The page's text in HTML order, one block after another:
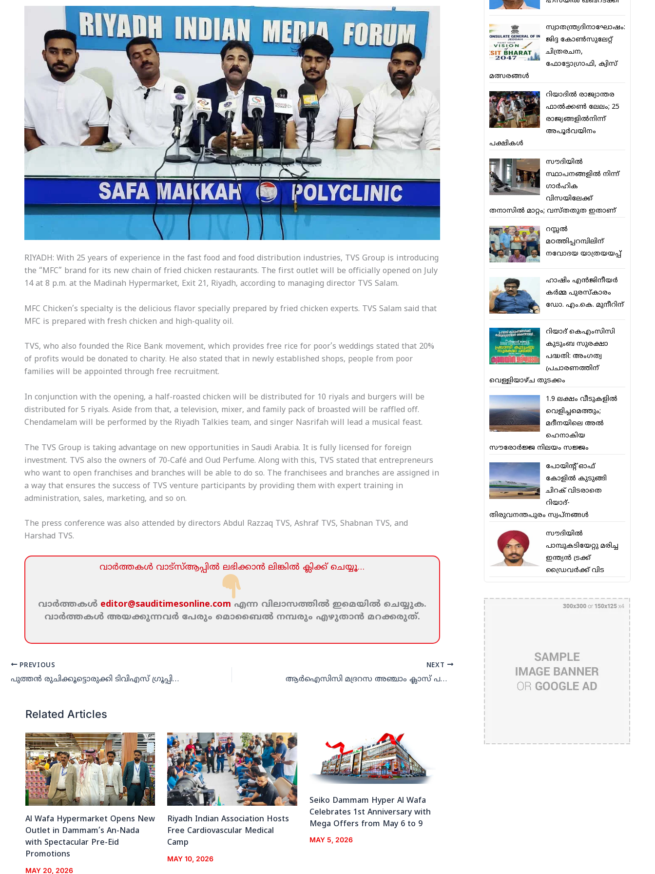
RIYADH: With 25 years of experience in the fast food and food distribution industries, TVS Group is introducing
the “MFC” brand for its new chain of fried chicken restaurants. The first outlet will be officially opened on July
14 at 8 p.m. at the Madinah Hypermarket, Exit 21, Riyadh, according to managing director TVS Salam.
MFC Chicken’s specialty is the delicious flavor specially prepared by fried chicken experts. TVS Salam said that
MFC is prepared with fresh chicken and high-quality oil.
TVS, who also founded the Rice Bank movement, which provides free rice for poor’s weddings stated that 20%
of profits would be donated to charity. He also stated that in newly established shops, people from poor
families will be appointed through free recruitment.
In conjunction with the opening, a half-roasted chicken will be distributed for 10 riyals and burgers will be
distributed for 5 riyals. Aside from that, a television, mixer, and family pack of broasted will be raffled off.
Chendamelam will be performed by the Riyadh Talkies team, and singer Nasrifah will lead a musical feast.
The TVS Group is taking advantage on new opportunities in Saudi Arabia. It is fully licensed for foreign
investment. TVS also the owners of 70-Café and Oud Perfume. Along with this, TVS stated that entrepreneurs
who want to open franchises and branches will be able to do so. The franchisees and branches are assigned in
a way that ensures the success of TVS venture participants by providing them with expert training in
administration, sales, marketing, and so on.
The press conference was also attended by directors Abdul Razzaq TVS, Ashraf TVS, Shabnan TVS, and
Harshad TVS.
വാര്‍ത്തകള്‍ വാട്‌സ്‌ആപ്പില്‍ ലഭിക്കാന്‍ ലിങ്കില്‍ ക്ലിക്ക്‌ ചെയ്യൂ…
വാര്‍ത്തകള്‍ editor@sauditimesonline.com എന്ന വിലാസത്തില്‍ ഇമെയില്‍ ചെയ്യുക.
വാര്‍ത്തകള്‍ അയക്കുന്നവര്‍ പേരും മൊബൈല്‍ നമ്പരും എഴുതാന്‍ മറക്കരുത്‌.
PREVIOUS
പുത്തന്‍ രുചിക്കൂട്ടൊരുക്കി ടിവിഎസ് ഗ്രൂപ്പിന്റെ ‘എംഎഫ്‌സി’ ഫ്രൈഡ് ചിക്കന്‍
NEXT
ആര്‍ഐസിസി മദ്രറസ അഞ്ചാം ക്ലാസ് പരീക്ഷാഫലം പ്രഖ്യാപിച്ചു
Related Articles
Al Wafa Hypermarket Opens New
Outlet in Dammam’s An-Nada
with Spectacular Pre-Eid
Promotions
MAY 20, 2026
Riyadh Indian Association Hosts
Free Cardiovascular Medical
Camp
MAY 10, 2026
Seiko Dammam Hyper Al Wafa
Celebrates 1st Anniversary with
Mega Offers from May 6 to 9
MAY 5, 2026
സ്വാതന്ത്ര്യദിനാഘോഷം:
ജിദ്ദ കോണ്‍സുലേറ്റ്
ചിത്രരചന,
ഫോട്ടോഗ്രാഫി, ക്വിസ്
മത്സരങ്ങള്‍
റിയാദില്‍ രാജ്യാന്തര
ഫാല്‍ക്കണ്‍ ലേലം; 25
രാജ്യങ്ങളില്‍നിന്ന്
അപൂര്‍വയിനം
പക്ഷികള്‍
സൗദിയില്‍
സ്ഥാപനങ്ങളില്‍ നിന്ന്
ഗാര്‍ഹിക
വിസയിലേക്ക്
തനാസില്‍ മാറ്റം; വസ്തതുത ഇതാണ്
റസ്സല്‍
മഠത്തിപ്പറമ്പിലിന്
നവോദയ യാത്രയയപ്പ്
ഹാഷിം എന്‍ജിനീയര്‍
കര്‍മ്മ പുരസ്‌കാരം
ഡോ. എം.കെ. മുനീറിന്
റിയാദ് കെഎംസിസി
കുടുംബ സുരക്ഷാ
പദ്ധതി: അംഗത്വ
പ്രചാരണത്തിന്
വെള്ളിയാഴ്ച തുടക്കം
1.9 ലക്ഷം വീടുകളില്‍
വെളിച്ചമെത്തും;
മദീനയിലെ അല്‍
ഹെനാകിയ
സൗരോര്‍ജ്ജ നിലയം സജ്ജം
പോയിന്റ് ഓഫ്
കോളില്‍ കുടുങ്ങി
ചിറക് വിടരാതെ
റിയാദ്-
തിരുവനന്തപുരം സ്വപ്നങ്ങള്‍
സൗദിയിൽ
പാമ്പുകടിയേറ്റു മരിച്ച
ഇന്ത്യൻ ട്രക്ക്
ഡ്രൈവർക്ക് വിട